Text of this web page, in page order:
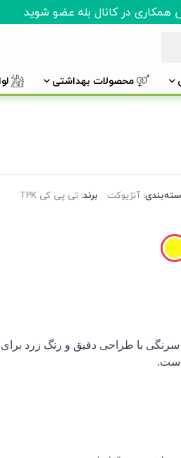
همکاری در کانال بله عضو شوید
محصولات بهداشتی
آنژیوکت برند: تی پی کی TPK
است.